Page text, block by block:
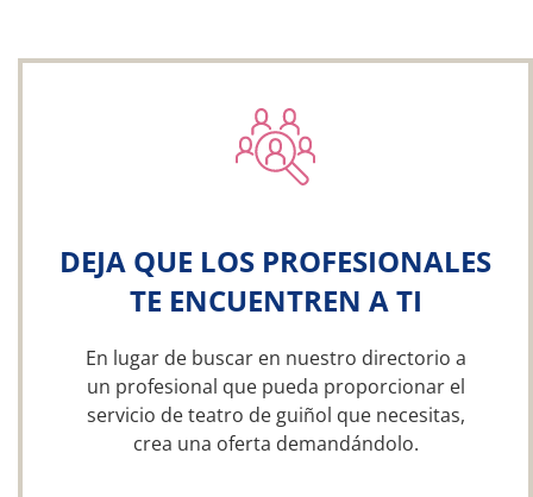
DEJA QUE LOS PROFESIONALES
TE ENCUENTREN A TI
En lugar de buscar en nuestro directorio a
un profesional que pueda proporcionar el
servicio de teatro de guiñol que necesitas,
crea una oferta demandándolo.